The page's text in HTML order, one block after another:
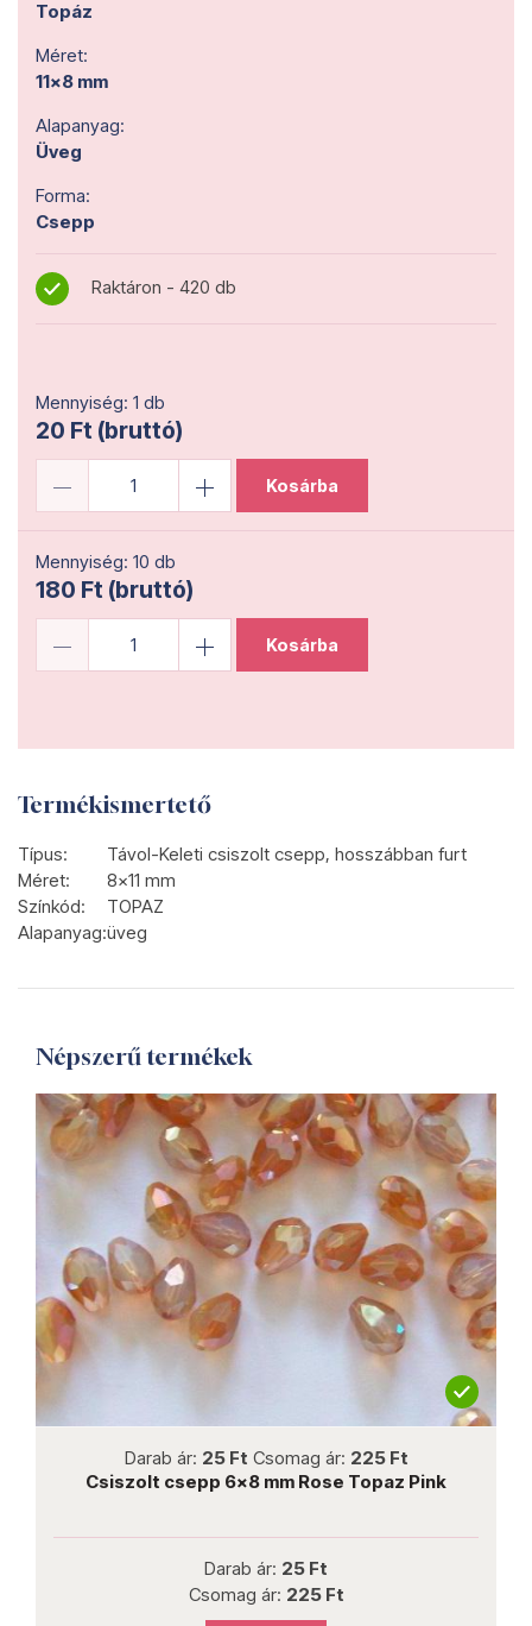
Topáz
Méret:
11x8 mm
Alapanyag:
Üveg
Forma:
Csepp
Raktáron - 420 db
Mennyiség: 1 db
20 Ft (bruttó)
Kosárba
Mennyiség: 10 db
180 Ft (bruttó)
Kosárba
Termékismertető
Típus:
Távol-Keleti csiszolt csepp, hosszábban furt
Méret:
8x11 mm
Színkód:
TOPAZ
Alapanyag:üveg
Népszerű termékek
Darab ár:25 Ft Csomag ár:225 Ft
Csiszolt csepp 6x8 mm Rose Topaz Pink
Darab ár:25 Ft
Csomag ár:225 Ft